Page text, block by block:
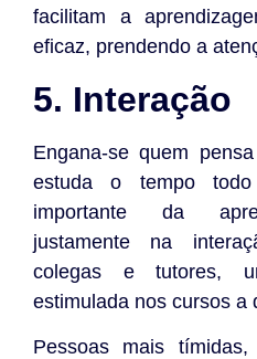
facilitam a
eficaz, prendendo a
5. Interação
Engana-se quem
estuda o tempo
importante da
justamente na
colegas e tutores,
estimulada nos cursos a
Pessoas mais